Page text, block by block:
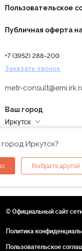
Пользовательское
Публичная оферта
+7 (3952) 288-200
Заказать звонок
metr-
Ваш город
Иркутск
Иркутск?
Выбрать другой
© Официальный сайт
Политика
Пользовательское